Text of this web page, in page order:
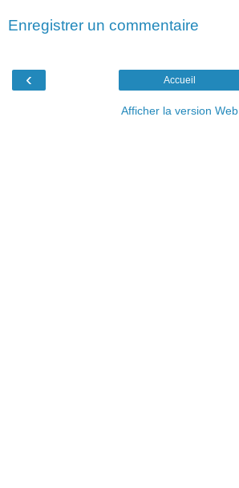
Enregistrer un commentaire
‹ Accueil
Afficher la version Web